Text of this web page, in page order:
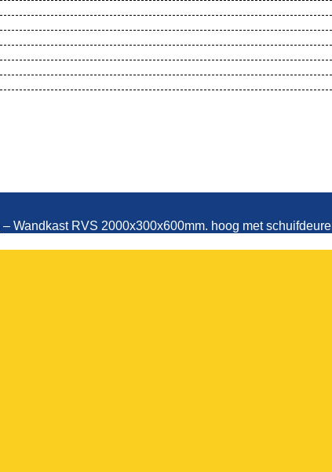
– Wandkast RVS 2000x300x600mm. hoog met